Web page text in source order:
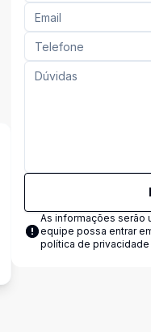
As informações serão
equipe possa entrar
política de